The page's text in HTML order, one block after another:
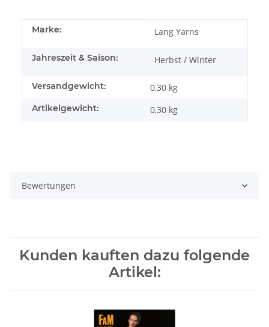
Produkteigenschaft
Wert
Marke: Lang Yarns
Jahreszeit & Saison: Herbst / Winter
Versandgewicht: 0,30 kg
Artikelgewicht: 0,30 kg
Bewertungen
Kunden kauften dazu folgende
Artikel: